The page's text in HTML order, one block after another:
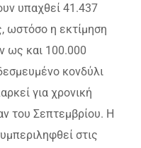
υπαχθεί 41.437
ωστόσο η εκτίμηση
ως και 100.000
κονδύλι
για χρονική
του Σεπτεμβρίου. Η
στις